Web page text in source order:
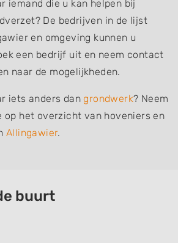
iemand die u kan helpen bij
De bedrijven in de lijst
en omgeving kunnen u
een bedrijf uit en neem contact
naar de mogelijkheden.
iets anders dangrondwerk? Neem
op het overzicht van hoveniers en
Allingawier.
buurt